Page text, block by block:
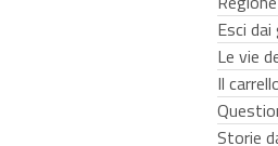
Esci dai
Le vie
Il
Storie